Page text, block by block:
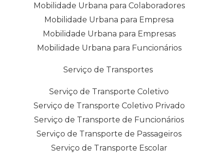
Mobilidade Urbana para Colaboradores
Mobilidade Urbana para Empresa
Mobilidade Urbana para Empresas
Mobilidade Urbana para Funcionários
Serviço de Transportes
Serviço de Transporte Coletivo
Serviço de Transporte Coletivo Privado
Serviço de Transporte de Funcionários
Serviço de Transporte de Passageiros
Serviço de Transporte Escolar